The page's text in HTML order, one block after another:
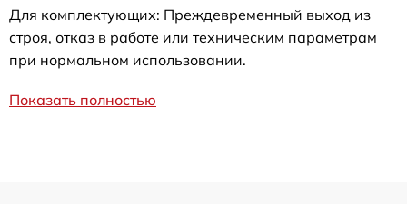
Для комплектующих: Преждевременный выход из
строя, отказ в работе или техническим параметрам
при нормальном использовании.
Показать полностью